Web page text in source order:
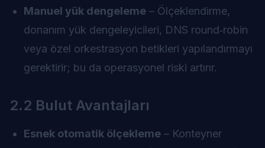
Manuel yük dengeleme – Ölçeklendirme,
donanım yük dengeleyicileri, DNS round‑robin
veya özel orkestrasyon betikleri yapılandırmayı
gerektirir; bu da operasyonel riski artırır.
2.2 Bulut Avantajları
Esnek otomatik ölçekleme – Konteyner